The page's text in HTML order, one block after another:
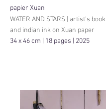
papier Xuan
WATER AND STARS | ​artist's book
and indian ink on Xuan paper
34 x 46 cm | 18 pages | 2025